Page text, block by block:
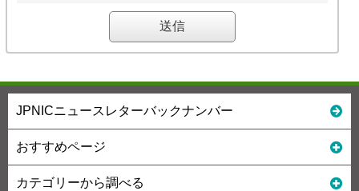
JPNICニュースレターバックナンバー
おすすめページ
カテゴリーから調べる